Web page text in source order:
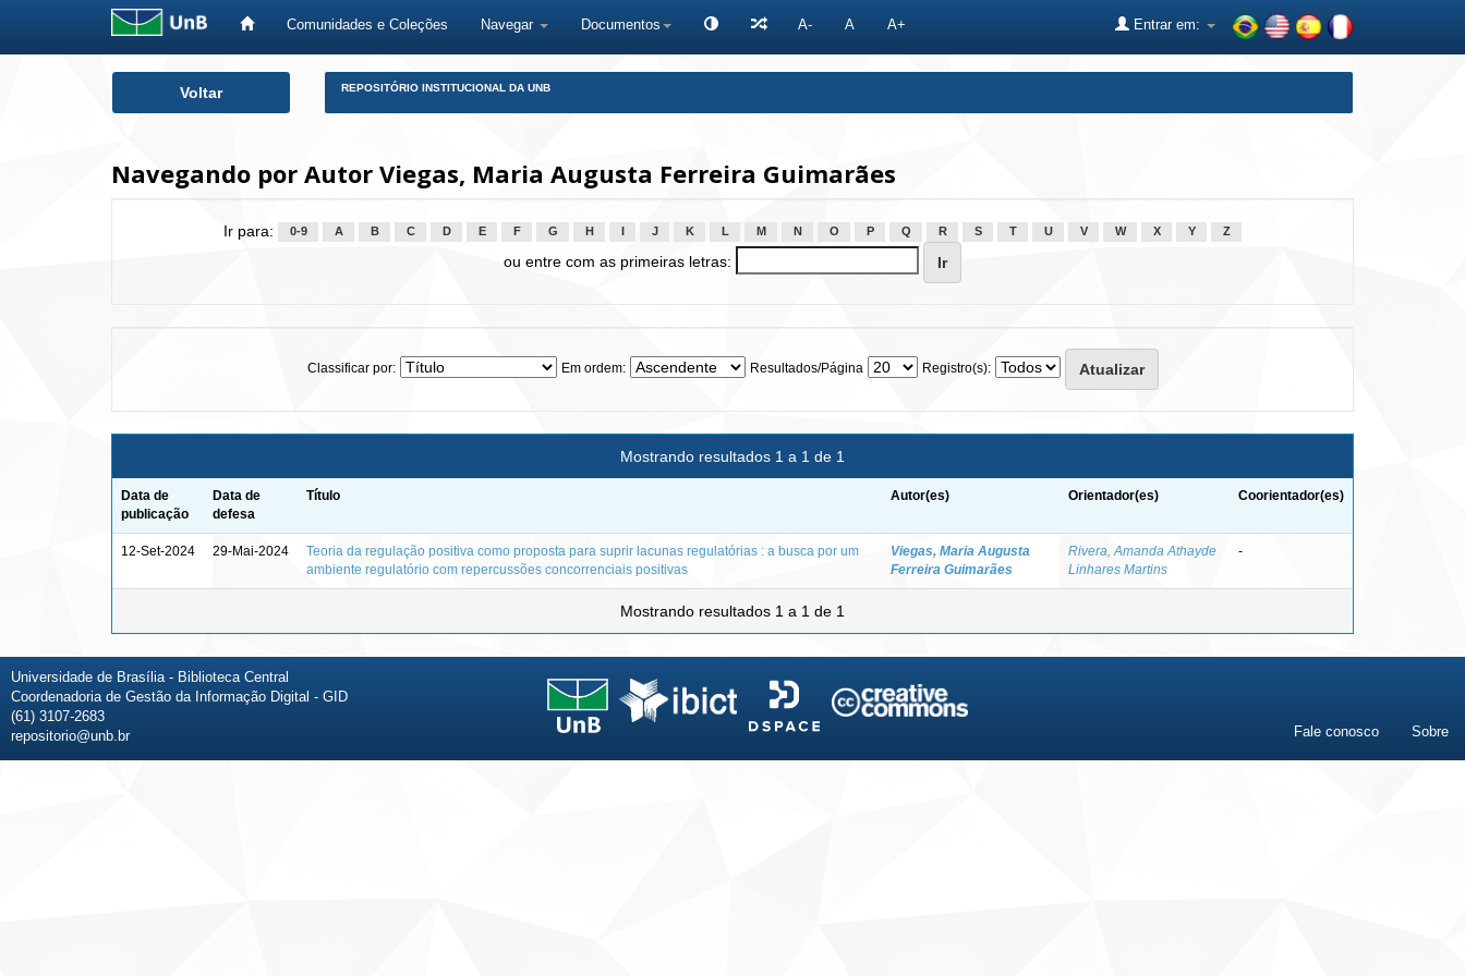
Comunidades e Coleções Navegar Documentos A- A A+ Entrar em:
Voltar REPOSITÓRIO INSTITUCIONAL DA UNB
Navegando por Autor Viegas, Maria Augusta Ferreira Guimarães
Ir para: 0-9 A B C D E F G H J K L M N O P Q R S T U V W X Y Z
ou entre com as primeiras letras:
Classificar por: Em ordem: Resultados/Página Registro(s):
Mostrando resultados 1 a 1 de 1
Data de
publicação
Data de
defesa
Título Autor(es) Orientador(es) Coorientador(es)
12-Set-2024 29-Mai-2024
Teoria da regulação positiva como proposta para suprir lacunas regulatórias : a busca por um
ambiente regulatório com repercussões concorrenciais positivas
Viegas, Maria Augusta
Ferreira Guimarães
Rivera, Amanda Athayde
Linhares Martins
-
Mostrando resultados 1 a 1 de 1
Universidade de Brasília - Biblioteca Central
Coordenadoria de Gestão da Informação Digital - GID
(61) 3107-2683
repositorio@unb.br
Fale conosco Sobre